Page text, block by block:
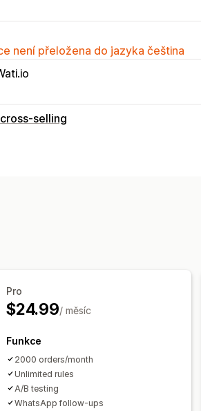
není přeložena do jazyka čeština
selling
Pro
$24.99/ měsíc
Funkce
2000 orders/month
Unlimited rules
A/B testing
WhatsApp follow-ups